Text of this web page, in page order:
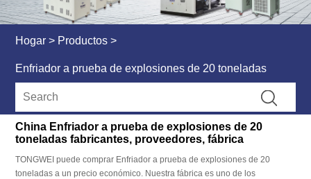
Hogar > Productos >
Enfriador a prueba de explosiones de 20 toneladas
China Enfriador a prueba de explosiones de 20
toneladas fabricantes, proveedores, fábrica
TONGWEI puede comprar Enfriador a prueba de explosiones de 20
toneladas a un precio económico. Nuestra fábrica es uno de los